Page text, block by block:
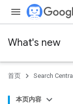
What's new
首页 Search Central
本页内容